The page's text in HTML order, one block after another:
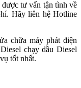
tư vấn tận tình về
Hãy liên hệ Hotline
chữa máy phát điện
chạy dầu Diesel
tốt nhất.